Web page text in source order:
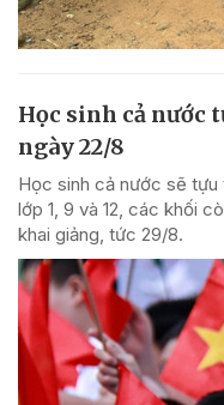
Học sinh cả nước
ngày 22/8
Học sinh cả nước sẽ
lớp 1, 9 và 12, các khối
khai giảng, tức 29/8.